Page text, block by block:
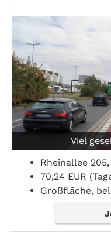
Viel
Rheinallee 205,
70,24 EUR
Großfläche,